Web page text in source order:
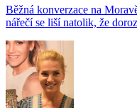
Běžná konverzace na
nářečí se liší natolik, že